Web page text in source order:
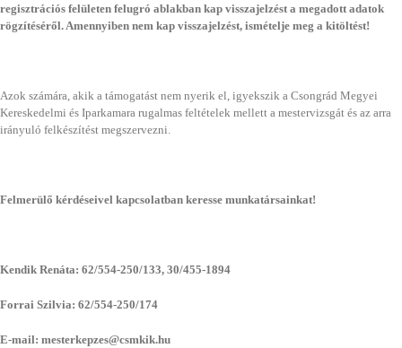
regisztrációs felületen felugró ablakban kap visszajelzést a megadott adatok
rögzítéséről. Amennyiben nem kap visszajelzést, ismételje meg a kitöltést!
Azok számára, akik a támogatást nem nyerik el, igyekszik a Csongrád Megyei
Kereskedelmi és Iparkamara rugalmas feltételek mellett a mestervizsgát és az arra
irányuló felkészítést megszervezni.
Felmerülő kérdéseivel kapcsolatban keresse munkatársainkat!
Kendik Renáta: 62/554-250/133, 30/455-1894
Forrai Szilvia: 62/554-250/174
E-mail: mesterkepzes@csmkik.hu